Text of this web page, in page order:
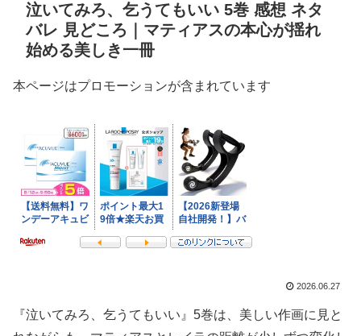
泣いてみろ、乞うてもいい 5巻 感想 ネタ
バレ 見どころ｜マティアスの本心が揺れ
始める美しき一冊
本ページはプロモーションが含まれています
2026.06.27
『泣いてみろ、乞うてもいい』5巻は、美しい作画に見と